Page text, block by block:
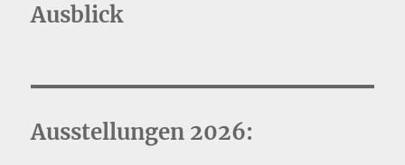
Ausblick
Ausstellungen 2026: